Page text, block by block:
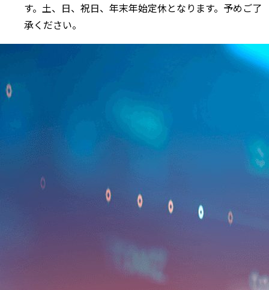
す。土、日、祝日、年末年始定休となります。予めご了
承ください。